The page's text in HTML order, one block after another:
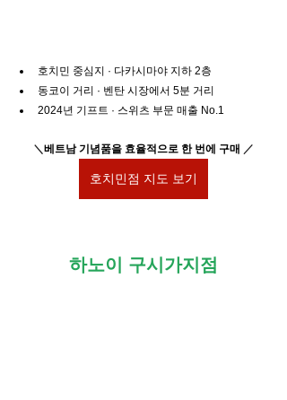
호치민 중심지 · 다카시마야 지하 2층
동코이 거리 · 벤탄 시장에서 5분 거리
2024년 기프트 · 스위츠 부문 매출 No.1
＼ 베트남 기념품을 효율적으로 한 번에 구매 ／
호치민점 지도 보기
하노이 구시가지점